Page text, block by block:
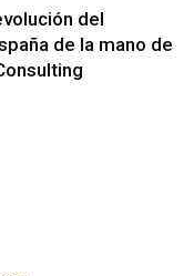
del
de la mano de